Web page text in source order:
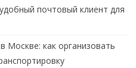
почтовый клиент для
Москве: как организовать